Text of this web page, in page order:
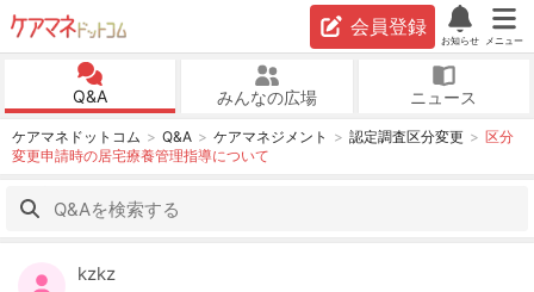
会員登録
お知らせ メニュー
Q&A みんなの広場 ニュース
ケアマネドットコム Q&A ケアマネジメント 認定調査区分変更
区分
変更申請時の居宅療養管理指導について
kzkz